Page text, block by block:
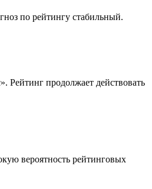
по рейтингу стабильный.
Рейтинг продолжает действовать
вероятность рейтинговых